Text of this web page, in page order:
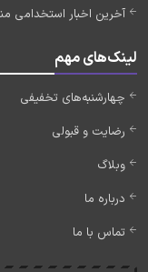
آخرین اخبار استخدامی
لینک‌های مهم
چهارشنبه‌های تخفیفی
رضایت و قبولی
وبلاگ
درباره ما
تماس با ما